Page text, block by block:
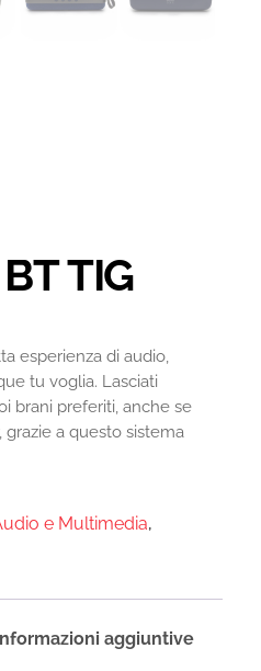
TIG
esperienza di audio,
tu voglia. Lasciati
brani preferiti, anche se
a questo sistema
e Multimedia,
aggiuntive